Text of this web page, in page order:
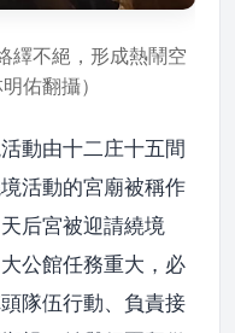
繹不絕，形成熱鬧空
佑翻攝）
動由十二庄十五間
活動的宮廟被稱作
后宮被迎請繞境
公館任務重大，必
隊伍行動、負責接